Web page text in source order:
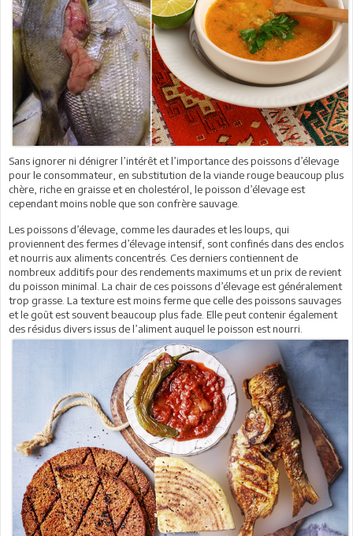
Sans ignorer ni dénigrer l’intérêt et l’importance des poissons d’élevage
pour le consommateur, en substitution de la viande rouge beaucoup plus
chère, riche en graisse et en cholestérol, le poisson d’élevage est
cependant moins noble que son confrère sauvage.
Les poissons d’élevage, comme les daurades et les loups, qui
proviennent des fermes d’élevage intensif, sont confinés dans des enclos
et nourris aux aliments concentrés. Ces derniers contiennent de
nombreux additifs pour des rendements maximums et un prix de revient
du poisson minimal. La chair de ces poissons d’élevage est généralement
trop grasse. La texture est moins ferme que celle des poissons sauvages
et le goût est souvent beaucoup plus fade. Elle peut contenir également
des résidus divers issus de l’aliment auquel le poisson est nourri.